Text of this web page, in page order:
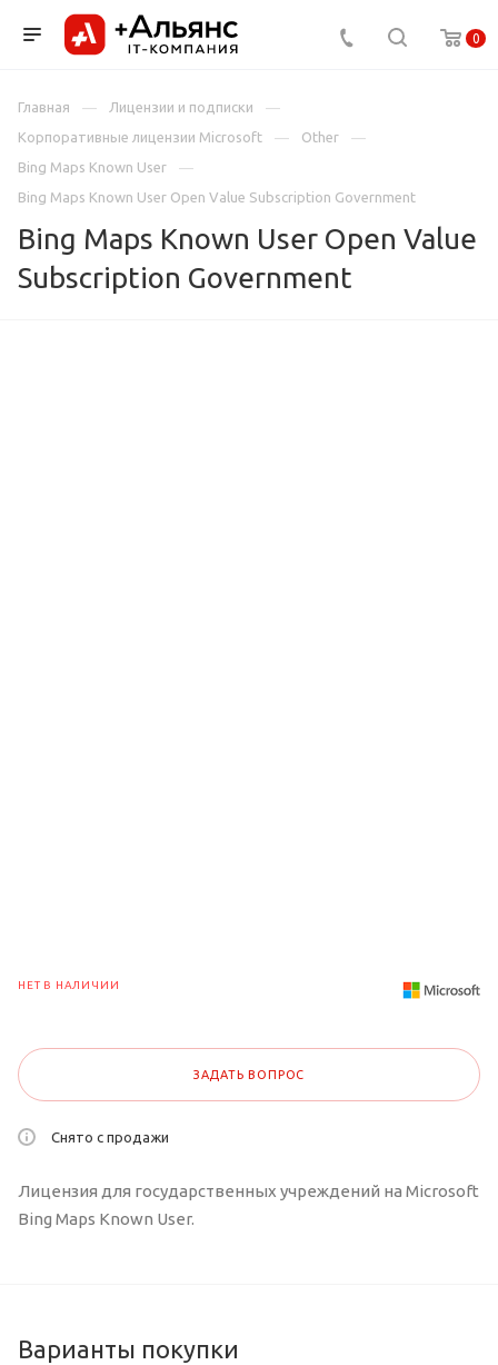
0
Главная
Лицензии и подписки
Корпоративные лицензии Microsoft
Other
Bing Maps Known User
Bing Maps Known User Open Value Subscription Government
Bing Maps Known User Open Value
Subscription Government
НЕТ В НАЛИЧИИ
ЗАДАТЬ ВОПРОС
Снято с продажи
Лицензия для государственных учреждений на Microsoft
Bing Maps Known User.
Варианты покупки